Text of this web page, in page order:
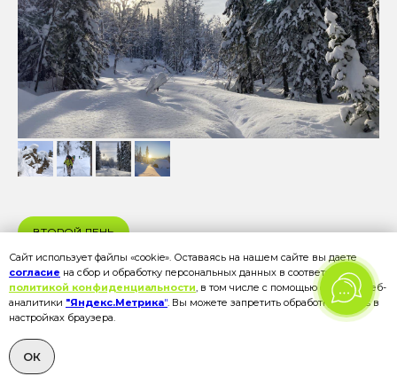
ВТОРОЙ ДЕНЬ
Перевал Маруха и домик Поднебесный
РАСКРЫТЬ ОПИСАНИЕ ДНЯ
Сайт использует файлы «cookie». Оставаясь на нашем сайте вы даете
согласие на сбор и обработку персональных данных в соответствии с
политикой конфиденциальности, в том числе с помощью сервиса веб-
аналитики "Яндекс.Метрика". Вы можете запретить обработку cookies в
настройках браузера.
ОК